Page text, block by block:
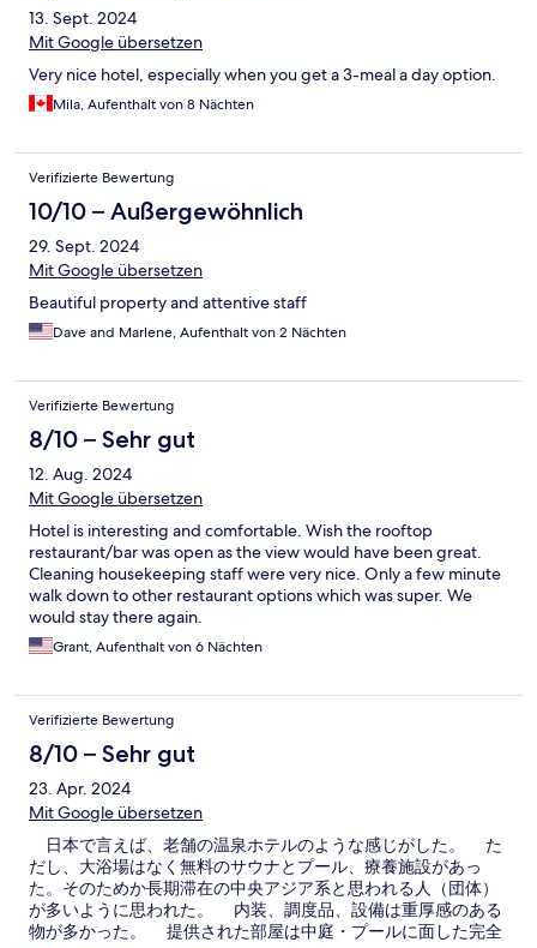
13. Sept. 2024
Mit Google übersetzen
Very nice hotel, especially when you get a 3-meal a day option.
Mila, Aufenthalt von 8 Nächten
Verifizierte Bewertung
10/10 – Außergewöhnlich
29. Sept. 2024
Mit Google übersetzen
Beautiful property and attentive staff
Dave and Marlene, Aufenthalt von 2 Nächten
Verifizierte Bewertung
8/10 – Sehr gut
12. Aug. 2024
Mit Google übersetzen
Hotel is interesting and comfortable. Wish the rooftop
restaurant/bar was open as the view would have been great.
Cleaning housekeeping staff were very nice. Only a few minute
walk down to other restaurant options which was super. We
would stay there again.
Grant, Aufenthalt von 6 Nächten
Verifizierte Bewertung
8/10 – Sehr gut
23. Apr. 2024
Mit Google übersetzen
日本で言えば、老舗の温泉ホテルのような感じがした。 た
だし、大浴場はなく無料のサウナとプール、療養施設があっ
た。そのためか長期滞在の中央アジア系と思われる人（団体）
が多いように思われた。 内装、調度品、設備は重厚感のある
物が多かった。 提供された部屋は中庭・プールに面した完全